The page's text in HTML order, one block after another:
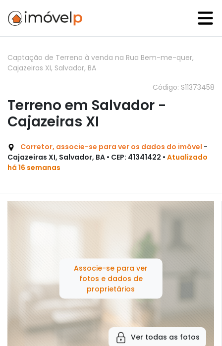
Captação de Terreno à venda na Rua Bem-me-quer,
Cajazeiras XI, Salvador, BA
Código: S11373458
Terreno em Salvador -
Cajazeiras XI
Corretor, associe-se para ver os dados do imóvel -
Cajazeiras XI, Salvador, BA • CEP: 41341422 • Atualizado
há 16 semanas
Associe-se para ver
fotos e dados de
proprietários
Ver todas as fotos